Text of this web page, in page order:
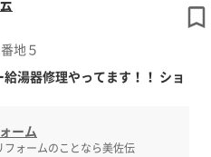
地５
湯器修理やってます！！ ショ
ーム
フォームのことなら美佐伝